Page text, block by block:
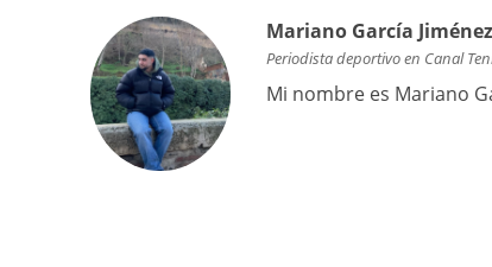
Mariano García Jiménez
Periodista deportivo en Canal
Mi nombre es Mariano